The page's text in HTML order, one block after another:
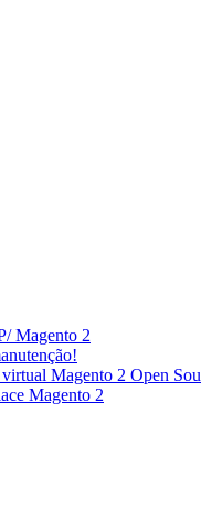
Magento 2
Magento 2 Open
Magento 2